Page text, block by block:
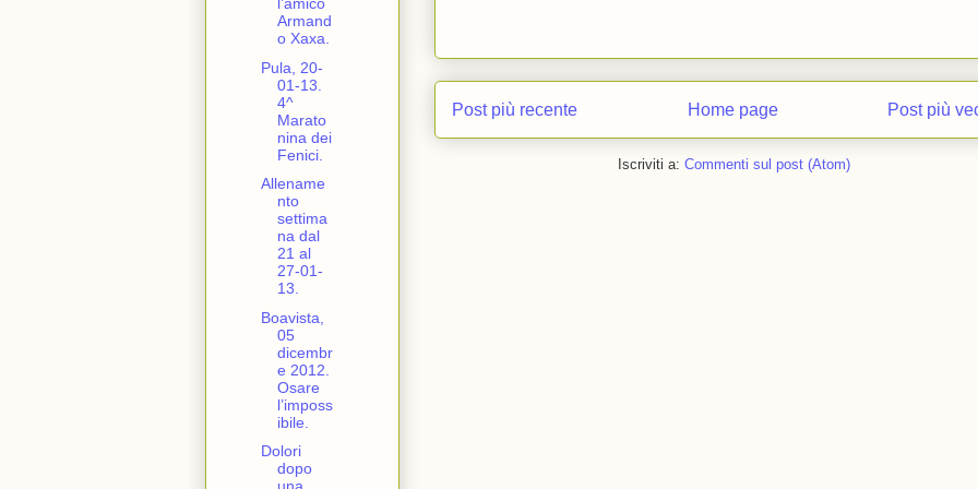
Post più recente Post più
Home page
Iscriviti a: Commenti sul post (Atom)
l’amico
Armand
o Xaxa.
Pula, 20-
01-13.
4^
Marato
nina dei
Fenici.
Allename
nto
settima
na dal
21 al
27-01-
13.
Boavista,
05
dicembr
e 2012.
Osare
l’imposs
ibile.
Dolori
dopo